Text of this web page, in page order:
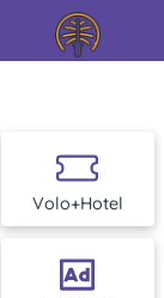
Volo+Hotel